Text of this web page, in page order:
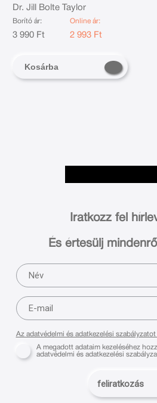
karakter
Dr. Jill Bolte Taylor
Borító ár:
3 990 Ft
Online ár:
2 993 Ft
Kosárba
Iratkozz fel
És értesülj
Az adatvédelmi és adatkezelési
A megadott adataim kezeléséhez
feliratkozás